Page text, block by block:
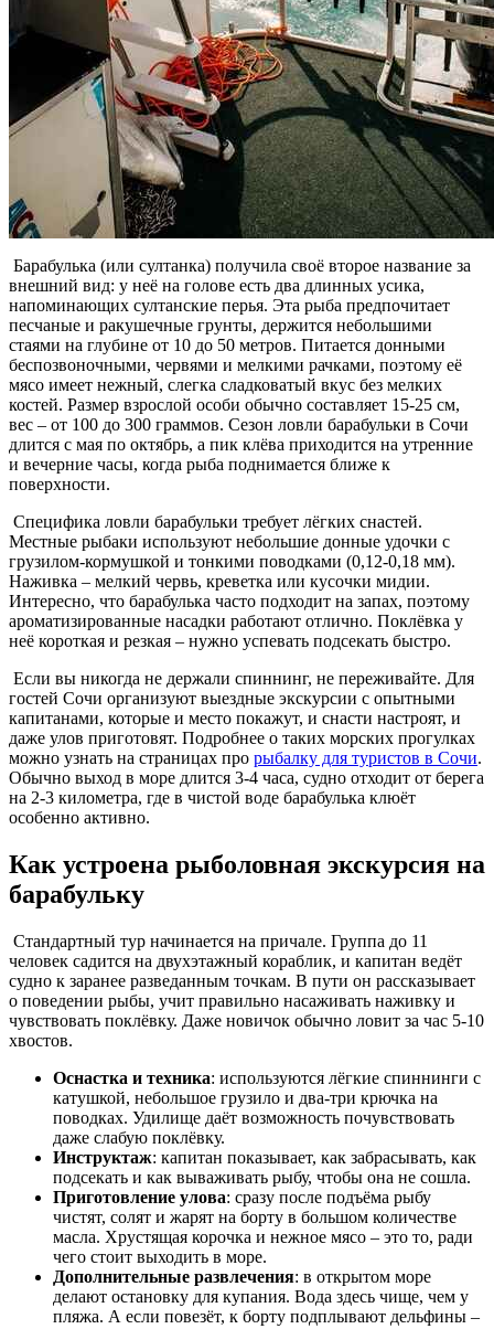
Барабулька (или султанка) получила своё второе название за
внешний вид: у неё на голове есть два длинных усика,
напоминающих султанские перья. Эта рыба предпочитает
песчаные и ракушечные грунты, держится небольшими
стаями на глубине от 10 до 50 метров. Питается донными
беспозвоночными, червями и мелкими рачками, поэтому её
мясо имеет нежный, слегка сладковатый вкус без мелких
костей. Размер взрослой особи обычно составляет 15-25 см,
вес – от 100 до 300 граммов. Сезон ловли барабульки в Сочи
длится с мая по октябрь, а пик клёва приходится на утренние
и вечерние часы, когда рыба поднимается ближе к
поверхности.
Специфика ловли барабульки требует лёгких снастей.
Местные рыбаки используют небольшие донные удочки с
грузилом-кормушкой и тонкими поводками (0,12-0,18 мм).
Наживка – мелкий червь, креветка или кусочки мидии.
Интересно, что барабулька часто подходит на запах, поэтому
ароматизированные насадки работают отлично. Поклёвка у
неё короткая и резкая – нужно успевать подсекать быстро.
Если вы никогда не держали спиннинг, не переживайте. Для
гостей Сочи организуют выездные экскурсии с опытными
капитанами, которые и место покажут, и снасти настроят, и
даже улов приготовят. Подробнее о таких морских прогулках
можно узнать на страницах про рыбалку для туристов в Сочи.
Обычно выход в море длится 3-4 часа, судно отходит от берега
на 2-3 километра, где в чистой воде барабулька клюёт
особенно активно.
Как устроена рыболовная экскурсия на
барабульку
Стандартный тур начинается на причале. Группа до 11
человек садится на двухэтажный кораблик, и капитан ведёт
судно к заранее разведанным точкам. В пути он рассказывает
о поведении рыбы, учит правильно насаживать наживку и
чувствовать поклёвку. Даже новичок обычно ловит за час 5-10
хвостов.
Оснастка и техника: используются лёгкие спиннинги с
катушкой, небольшое грузило и два-три крючка на
поводках. Удилище даёт возможность почувствовать
даже слабую поклёвку.
Инструктаж: капитан показывает, как забрасывать, как
подсекать и как вываживать рыбу, чтобы она не сошла.
Приготовление улова: сразу после подъёма рыбу
чистят, солят и жарят на борту в большом количестве
масла. Хрустящая корочка и нежное мясо – это то, ради
чего стоит выходить в море.
Дополнительные развлечения: в открытом море
делают остановку для купания. Вода здесь чище, чем у
пляжа. А если повезёт, к борту подплывают дельфины –